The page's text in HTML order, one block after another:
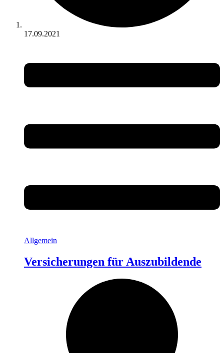
17.09.2021
Allgemein
Versicherungen für Auszubildende